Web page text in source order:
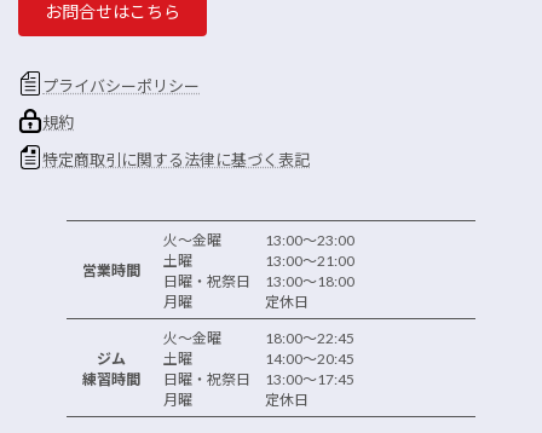
お問合せはこちら
プライバシーポリシー
規約
特定商取引に関する法律に基づく表記
営業時間
火～金曜 13:00～23:00
土曜 13:00～21:00
日曜・祝祭日 13:00～18:00
月曜 定休日
ジム
練習時間
火～金曜 18:00～22:45
土曜 14:00～20:45
日曜・祝祭日 13:00～17:45
月曜 定休日